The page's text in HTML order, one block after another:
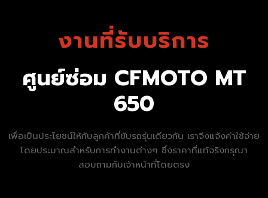
งานที่รับบริการ
ศูนย์ซ่อม CFMOTO MT
650
เพื่อเป็นประโยชน์ให้กับลูกค้าที่ขับรถรุ่นเดียวกัน เราจึงแจ้งค่าใช้จ่าย
โดยประมาณสำหรับการทำงานต่างๆ ซึ่งราคาที่แท้จริงกรุณา
สอบถามกับเจ้าหน้าที่โดยตรง